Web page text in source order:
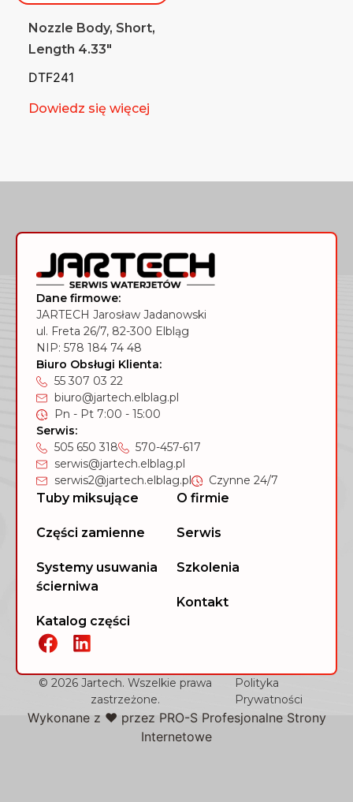
Nozzle Body, Short,
Length 4.33″
DTF241
Dowiedz się więcej
Dane firmowe:
JARTECH Jarosław Jadanowski
ul. Freta 26/7, 82-300 Elbląg
NIP: 578 184 74 48
Biuro Obsługi Klienta:
55 307 03 22
biuro@jartech.elblag.pl
Pn - Pt 7:00 - 15:00
Serwis:
505 650 318
570-457-617
serwis@jartech.elblag.pl
serwis2@jartech.elblag.pl
Czynne 24/7
Tuby miksujące
Części zamienne
Systemy usuwania
ścierniwa
Katalog części
O firmie
Serwis
Szkolenia
Kontakt
© 2026 Jartech. Wszelkie prawa
zastrzeżone.
Polityka
Prywatności
Wykonane z ❤️ przez PRO-S Profesjonalne Strony
Internetowe